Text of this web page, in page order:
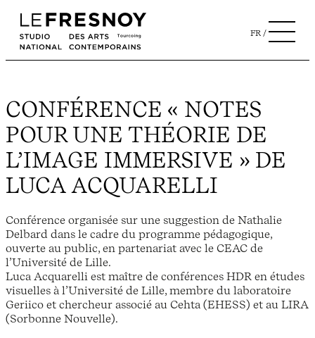
FR
CONFÉRENCE « NOTES
POUR UNE THÉORIE DE
L’IMAGE IMMERSIVE » DE
LUCA ACQUARELLI
Conférence organisée sur une suggestion de Nathalie
Delbard dans le cadre du programme pédagogique,
ouverte au public, en partenariat avec le CEAC de
l’Université de Lille.
Luca Acquarelli est maître de conférences HDR en études
visuelles à l’Université de Lille, membre du laboratoire
Geriico et chercheur associé au Cehta (EHESS) et au LIRA
(Sorbonne Nouvelle).